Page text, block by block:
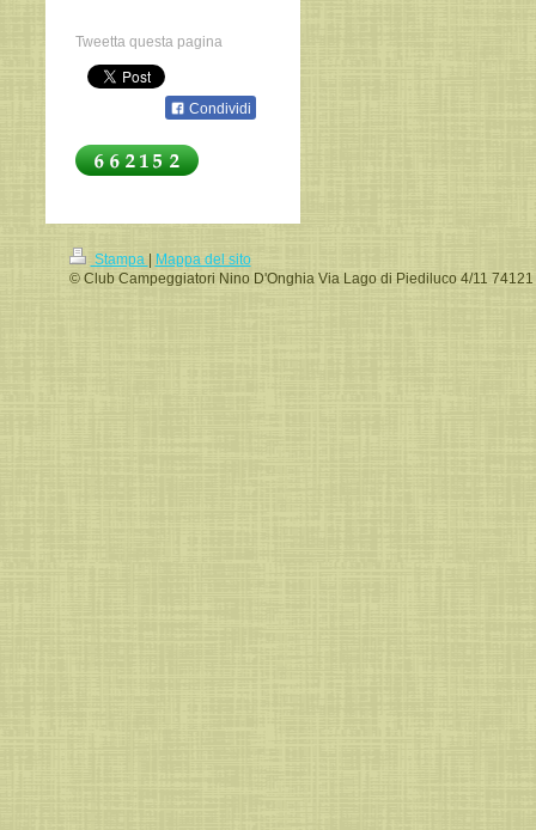
Tweetta questa pagina
Condividi
Stampa | Mappa del sito
© Club Campeggiatori Nino D'Onghia Via Lago di Piediluco 4/11 74121